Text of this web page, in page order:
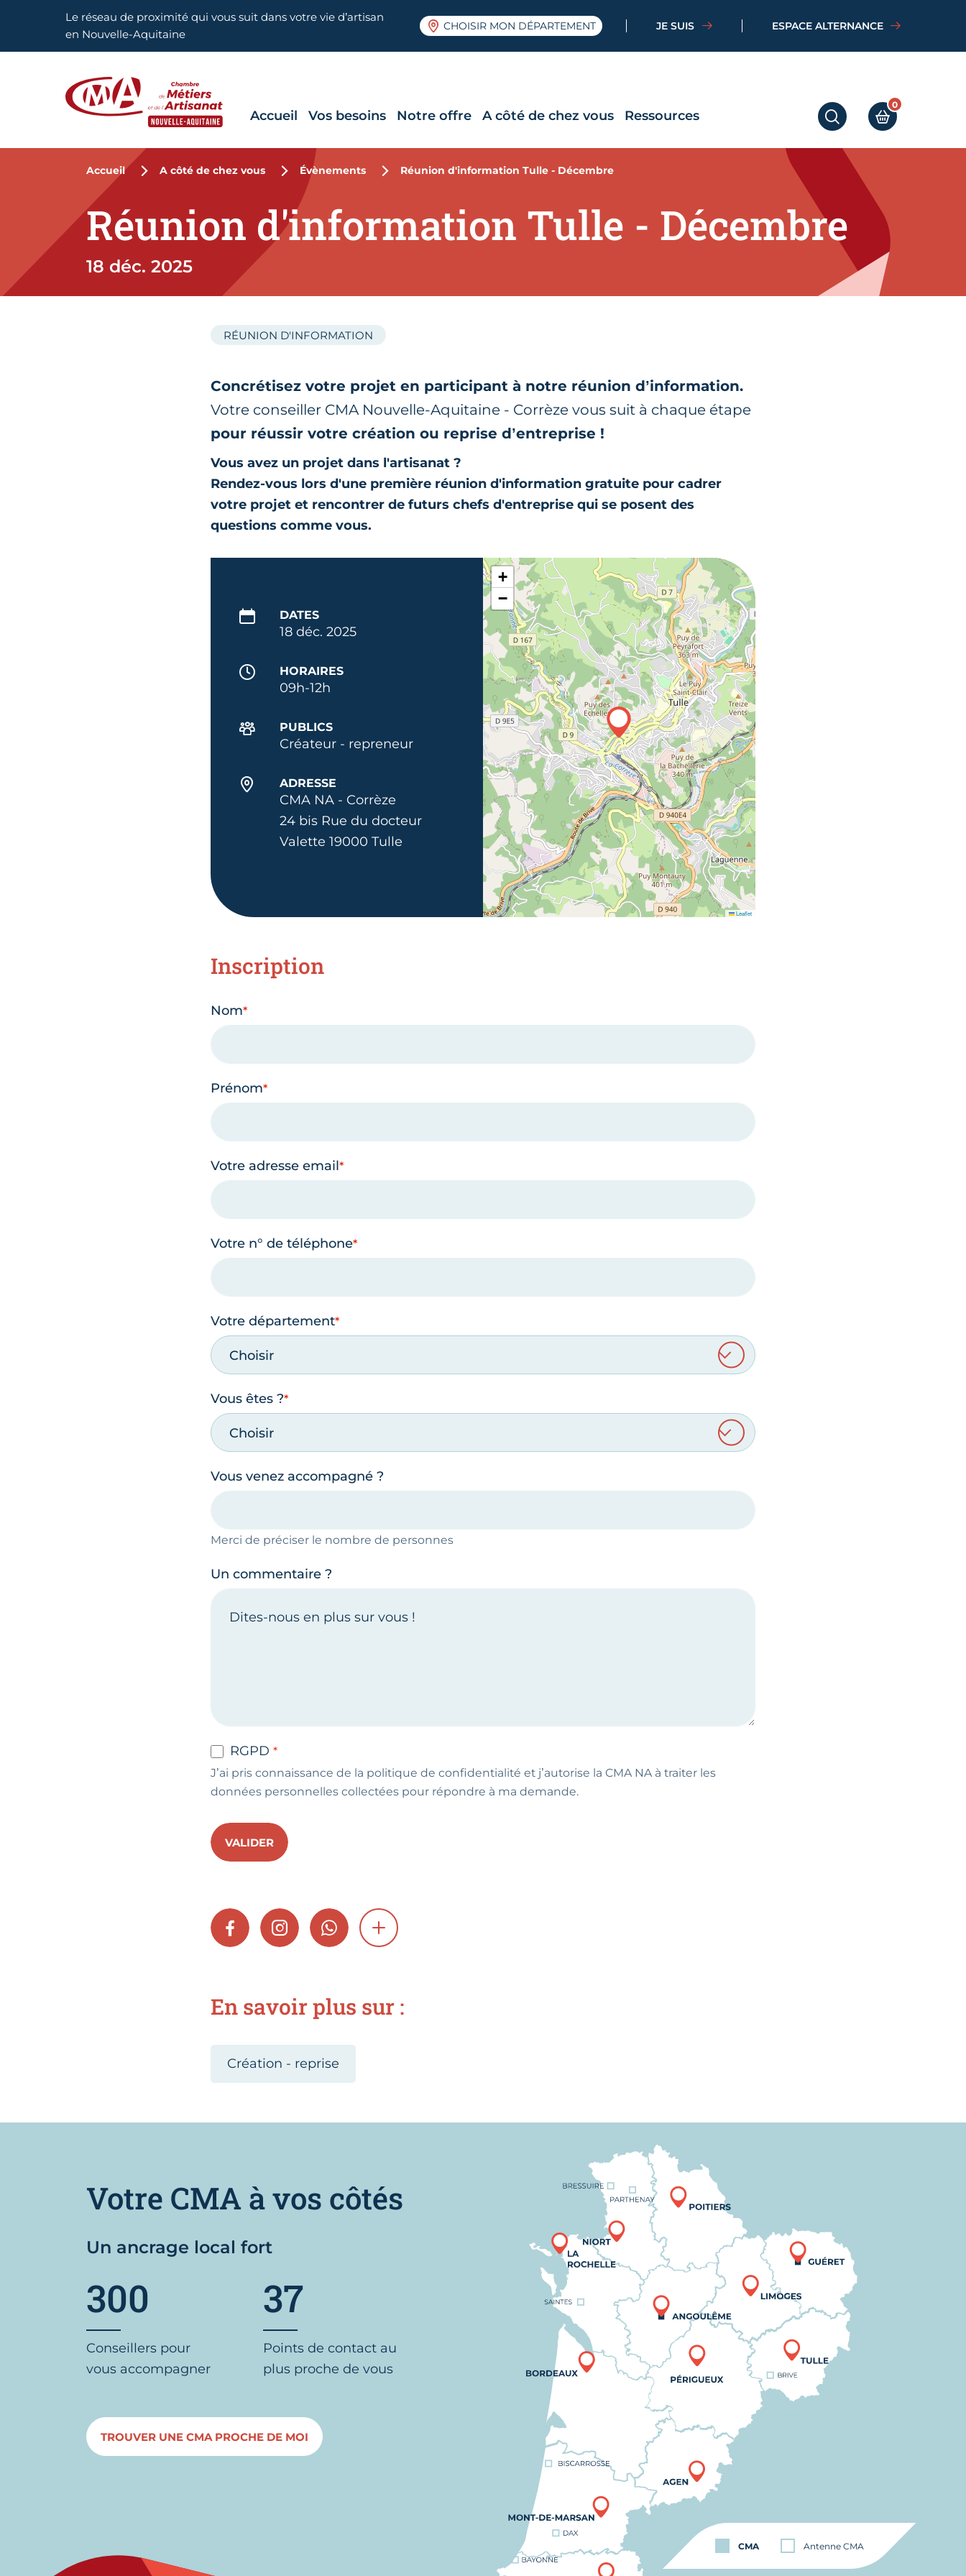
Aller en haut de pageLe réseau de proximité qui vous suit dans votre vie d’artisan
en Nouvelle-Aquitaine
CHOISIR MON DÉPARTEMENT JE SUIS ESPACE ALTERNANCE
RECHERCHERMON PANIER
0
Accueil Vos besoins Notre offre A côté de chez vous Ressources
Accueil A côté de chez vous Évènements Réunion d'information Tulle - Décembre
Réunion d'information Tulle - Décembre
18 déc. 2025
RÉUNION D'INFORMATION
Concrétisez votre projet en participant à notre réunion d’information.
Votre conseiller CMA Nouvelle-Aquitaine - Corrèze vous suit à chaque étape
pour réussir votre création ou reprise d’entreprise !
Vous avez un projet dans l'artisanat ?
Rendez-vous lors d'une première réunion d'information gratuite pour cadrer
votre projet et rencontrer de futurs chefs d'entreprise qui se posent des
questions comme vous.
DATES
18 déc. 2025
HORAIRES
09h-12h
PUBLICS
Créateur - repreneur
ADRESSE
CMA NA - Corrèze
24 bis Rue du docteur
Valette 19000 Tulle
+
−
Leaflet
Inscription
Nom
Prénom
Votre adresse email
Votre n° de téléphone
Votre département
Choisir
Vous êtes ?
Choisir
Vous venez accompagné ?
Merci de préciser le nombre de personnes
Un commentaire ?
RGPD
J’ai pris connaissance de la politique de confidentialité et j’autorise la CMA NA à traiter les
données personnelles collectées pour répondre à ma demande.
VALIDER
FACEBOOKINSTAGRAMWHATSAPPSHOW MORE
En savoir plus sur :
Création - reprise
CMA Antenne CMA
Votre CMA à vos côtés
Un ancrage local fort
300
Conseillers pour
vous accompagner
37
Points de contact au
plus proche de vous
TROUVER UNE CMA PROCHE DE MOI